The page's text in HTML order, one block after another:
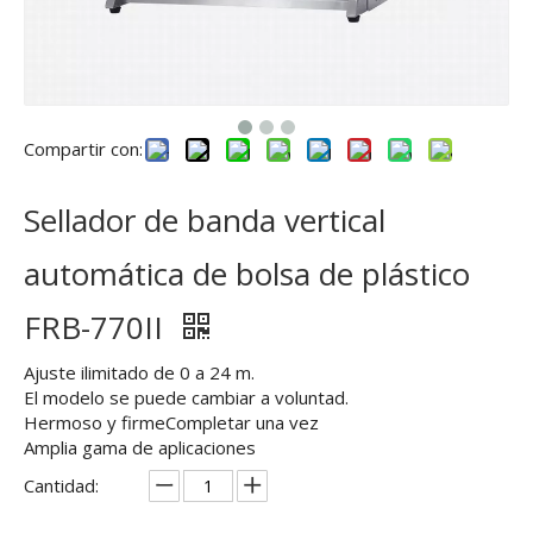
Compartir con:
Sellador de banda vertical
automática de bolsa de plástico
FRB-770II
Ajuste ilimitado de 0 a 24 m.
El modelo se puede cambiar a voluntad.
Hermoso y firmeCompletar una vez
Amplia gama de aplicaciones
Cantidad: